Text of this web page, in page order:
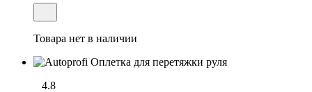
Товара нет в наличии
4.8